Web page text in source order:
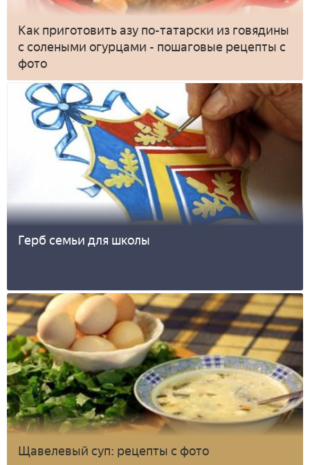
Как приготовить азу по-татарски из говядины
с солеными огурцами - пошаговые рецепты с
фото
Герб семьи для школы
Щавелевый суп: рецепты с фото